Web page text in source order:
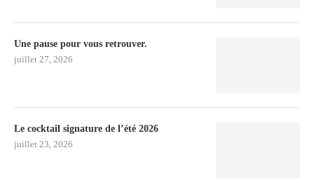
Une pause pour vous retrouver.
juillet 27, 2026
Le cocktail signature de l’été 2026
juillet 23, 2026